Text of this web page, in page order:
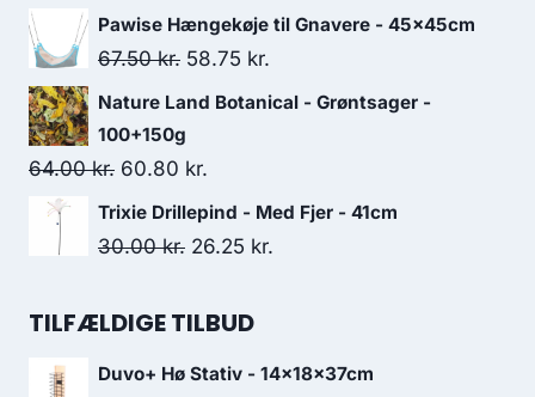
88.75 kr.. 77.50 kr..
oprindelige
pris
151.25 kr..
aktuelle
pris
Pawise Hængekøje til Gnavere - 45x45cm
67.50kr. Den
oprindelige
var:
67.50 kr..
58.75 kr.
aktuelle
58.75 kr..
Nature Land Botanical - Grøntsager -
100+150g
64.00kr. Den
oprindelige
pris
64.00 kr..
60.80 kr.
aktuelle
pris
60.80 kr..
Trixie Drillepind - Med Fjer - 41cm
30.00kr. Den
pris
30.00 kr..
26.25 kr.
26.25 kr..
TILFÆLDIGE TILBUD
Duvo+ Hø Stativ - 14x18x37cm